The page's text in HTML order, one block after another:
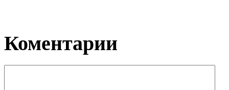
Коментарии